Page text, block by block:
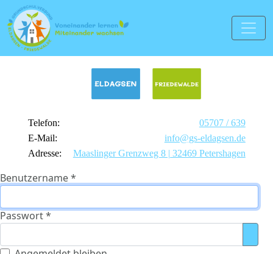
Telefon:
05707 / 639
E-Mail:
info@gs-eldagsen.de
Adresse:
Maaslinger Grenzweg 8 | 32469 Petershagen
Benutzername*
Passwort*